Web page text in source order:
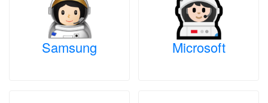
Samsung Microsoft